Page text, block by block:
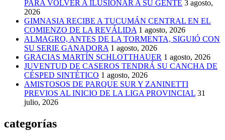
PARA VOLVER A ILUSIONAR A SU GENTE 3 agosto,
2026
GIMNASIA RECIBE A TUCUMÁN CENTRAL EN EL
COMIENZO DE LA REVÁLIDA 1 agosto, 2026
ALMAGRO, ANTES DE LA TORMENTA, SIGUIÓ CON
SU SERIE GANADORA 1 agosto, 2026
GRACIAS MARTÍN SCHLOTTHAUER 1 agosto, 2026
JUVENTUD DE CASEROS TENDRÁ SU CANCHA DE
CÉSPED SINTÉTICO 1 agosto, 2026
AMISTOSOS DE PARQUE SUR Y ZANINETTI
PREVIOS AL INICIO DE LA LIGA PROVINCIAL 31
julio, 2026
categorías